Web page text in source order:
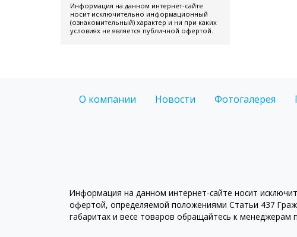
Информация на данном интернет-сайте
носит исключительно информационный
(ознакомительный) характер и ни при каких
условиях не является публичной офертой.
О компании Новости Фотогалерея
Информация на данном интернет-сайте носит
офертой, определяемой положениями Статьи 437
габаритах и весе товаров обращайтесь к менеджерам